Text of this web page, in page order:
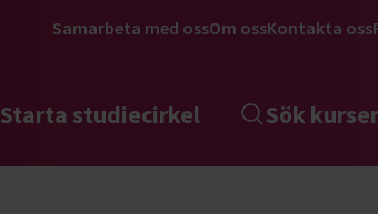
Samarbeta med ossOm ossKontakta oss
Starta studiecirkel Sök